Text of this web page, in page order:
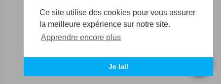
Ce site utilise des cookies pour vous assurer
la meilleure expérience sur notre site.
Apprendre encore plus
Je lai!